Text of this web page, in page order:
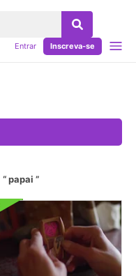
Entrar Inscreva-se
papai